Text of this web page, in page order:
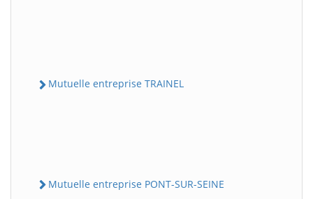
Mutuelle entreprise TRAINEL
Mutuelle entreprise PONT-SUR-SEINE